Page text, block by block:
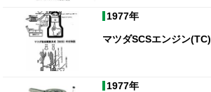
1977年
マツダSCSエンジン(TC)
1977年